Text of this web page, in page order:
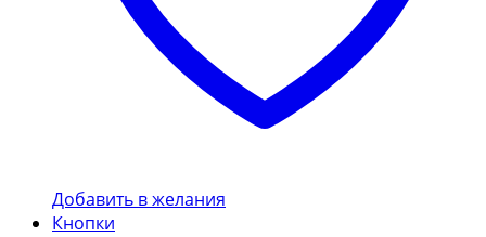
Добавить в желания
Кнопки